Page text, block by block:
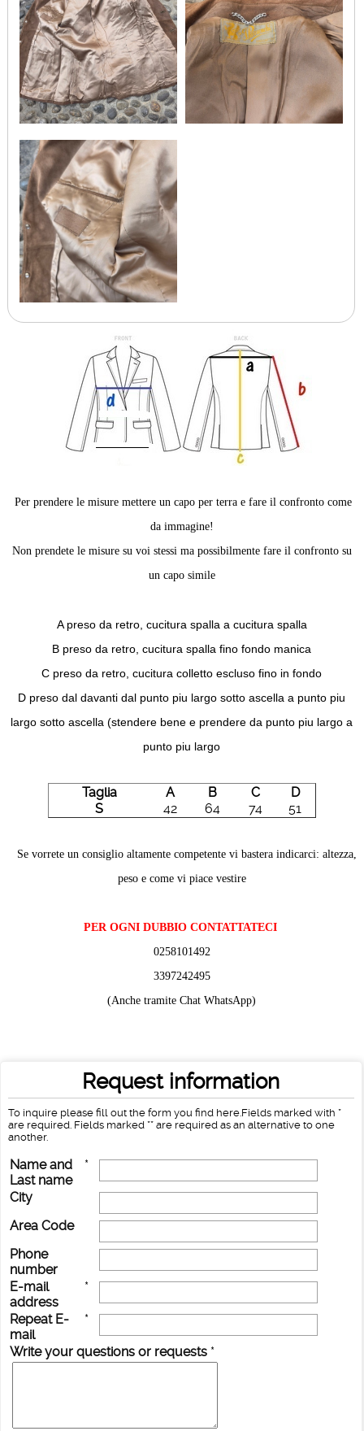
Per prendere le misure mettere un capo per terra e fare il confronto come
da immagine!
Non prendete le misure su voi stessi ma possibilmente fare il confronto su
un capo simile
A preso da retro, cucitura spalla a cucitura spalla
B preso da retro, cucitura spalla fino fondo manica
C preso da retro, cucitura colletto escluso fino in fondo
D preso dal davanti dal punto piu largo sotto ascella a punto piu
largo sotto ascella (stendere bene e prendere da punto piu largo a
punto piu largo
Taglia A B C
D
S
42 64 74 51
Se vorrete un consiglio altamente competente vi bastera indicarci: altezza,
peso e come vi piace vestire
PER OGNI DUBBIO CONTATTATECI
0258101492
3397242495
(Anche tramite Chat WhatsApp)
Request information
To inquire please fill out the form you find here.Fields marked with *
are required. Fields marked ** are required as an alternative to one
another.
Name and
Last name
*
City
Area Code
Phone
number
E-mail
address
*
Repeat E-
mail
*
Write your questions or requests *